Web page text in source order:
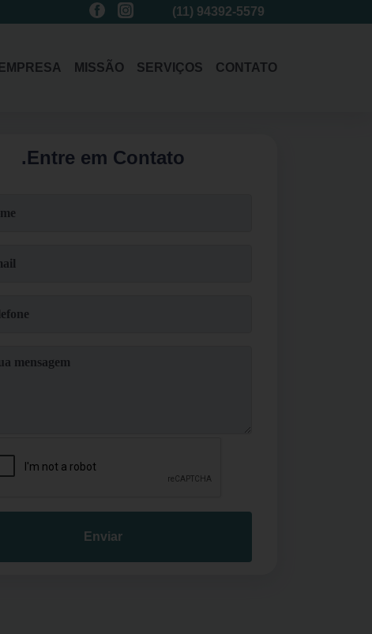
3214-1485 (11) 94392-5579
EMPRESA MISSÃO SERVIÇOS CONTATO
.Entre em Contato
Enviar